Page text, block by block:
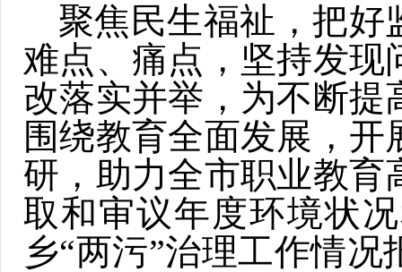
聚焦民生福祉，把好
难点、痛点，坚持发现
改落实并举，为不断提
围绕教育全面发展，
研，助力全市职业教育
取和审议年度环境状
乡“两污”治理工作情